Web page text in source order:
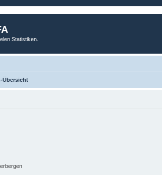
Statistiken.
Übersicht